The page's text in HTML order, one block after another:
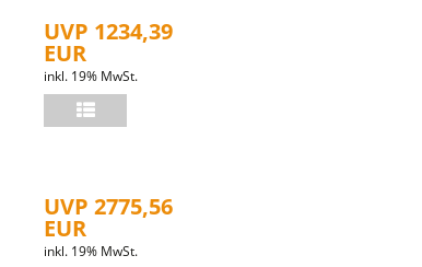
UVP 1234,39
EUR
inkl. 19% MwSt.
UVP 2775,56
EUR
inkl. 19% MwSt.